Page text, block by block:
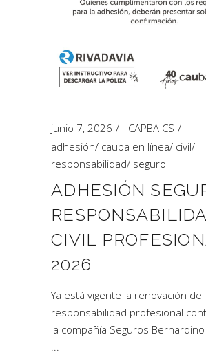
junio 7, 2026
CAPBA CS
adhesión/ cauba en línea/ civil/
responsabilidad/ seguro
ADHESIÓN
CIVIL
2026
Ya está vigente la renovación
responsabilidad profesional
la compañía Seguros Bernardino